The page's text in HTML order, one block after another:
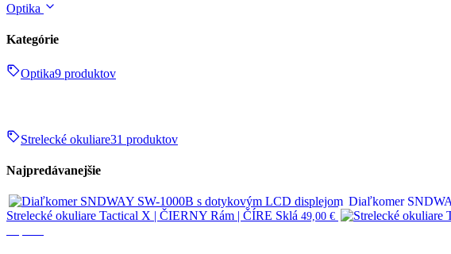
Optika
Kategórie
Optika9 produktov
Strelecké okuliare31 produktov
Najpredávanejšie
Diaľkomer
Strelecké okuliare Tactical X | ČIERNY Rám | ČÍRE Sklá 49,00 €